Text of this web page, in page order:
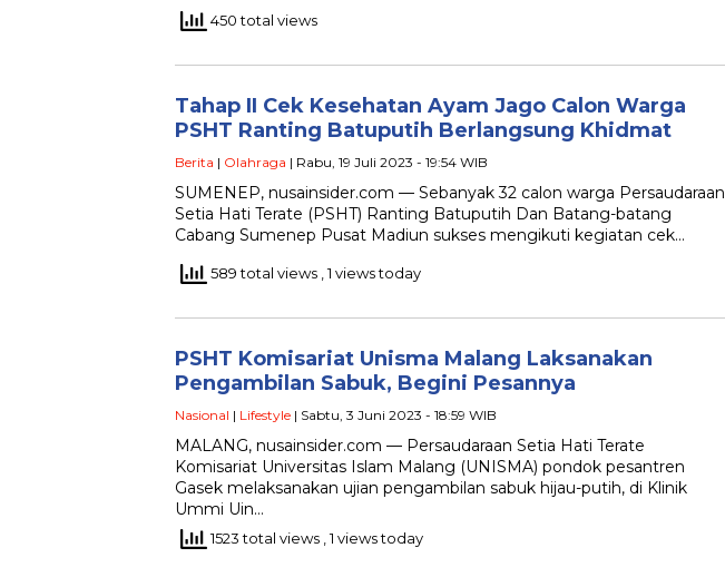
450 total views
Tahap II Cek Kesehatan Ayam Jago Calon Warga
PSHT Ranting Batuputih Berlangsung Khidmat
Berita | Olahraga | Rabu, 19 Juli 2023 - 19:54 WIB
SUMENEP, nusainsider.com — Sebanyak 32 calon warga Persaudaraan
Setia Hati Terate (PSHT) Ranting Batuputih Dan Batang-batang
Cabang Sumenep Pusat Madiun sukses mengikuti kegiatan cek…
589 total views , 1 views today
PSHT Komisariat Unisma Malang Laksanakan
Pengambilan Sabuk, Begini Pesannya
Nasional | Lifestyle | Sabtu, 3 Juni 2023 - 18:59 WIB
MALANG, nusainsider.com — Persaudaraan Setia Hati Terate
Komisariat Universitas Islam Malang (UNISMA) pondok pesantren
Gasek melaksanakan ujian pengambilan sabuk hijau-putih, di Klinik
Ummi Uin…
1523 total views , 1 views today